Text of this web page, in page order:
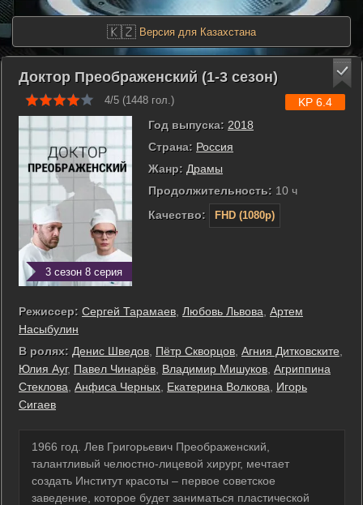
🇰🇿 Версия для Казахстана
Доктор Преображенский (1-3 сезон)
4/5 (1448 гол.)
3 сезон 8 серия
Год выпуска: 2018
Страна: Россия
Жанр: Драмы
Продолжительность: 10 ч
Качество:
FHD (1080p)
KP 6.4
Режиссер: Сергей Тарамаев Любовь Львова Артем
Насыбулин
В ролях: Денис Шведов Пётр Скворцов Агния Дитковските
Юлия Ауг, Павел Чинарёв Владимир Мишуков Агриппина
Стеклова Анфиса Черных Екатерина Волкова
Игорь
Сигаев
1966 год. Лев Григорьевич Преображенский,
талантливый челюстно-лицевой хирург, мечтает
создать Институт красоты – первое советское
заведение, которое будет заниматься пластической